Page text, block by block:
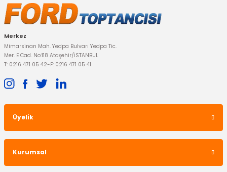
İTHAL ÜRÜN
Merkez
Mimarsinan Mah. Yedpa Bulvarı Yedpa Tic.
Mer. E Cad. No:118 Ataşehir/İSTANBUL
T: 0216 471 05 42-F: 0216 471 05 41
Üyelik
Kurumsal